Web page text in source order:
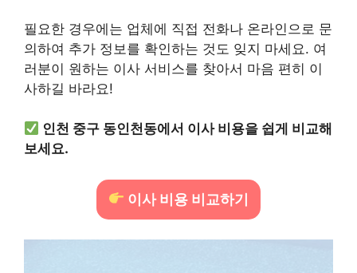
필요한 경우에는 업체에 직접 전화나 온라인으로 문
의하여 추가 정보를 확인하는 것도 잊지 마세요. 여
러분이 원하는 이사 서비스를 찾아서 마음 편히 이
사하길 바라요!
인천 중구 동인천동에서 이사 비용을 쉽게 비교해
보세요.
이사 비용 비교하기